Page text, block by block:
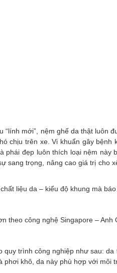
“lính mới”, nệm ghế da thật
chịu trên xe. Vi khuẩn gây
phái đẹp luôn thích loại nệm
sang trọng, nâng cao giá trị cho
liệu da – kiểu độ khung mà
theo công nghệ Singapore – Anh
quy trình công nghiệp như sau:
phơi khô, da này phù hợp với môi